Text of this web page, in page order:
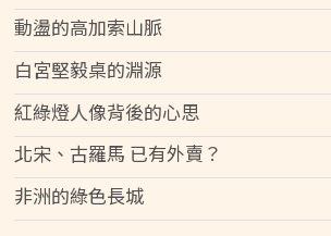
動盪的高加索山脈
白宮堅毅桌的淵源
紅綠燈人像背後的心思
北宋、古羅馬 已有外賣？
非洲的綠色長城